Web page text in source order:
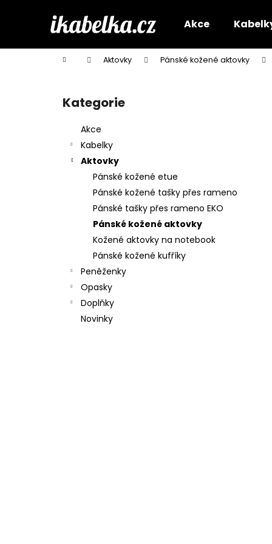
Akce
Domů Aktovky Pánské kožené aktovky
Přeskočit
kategorie
Kategorie
Akce
Kabelky
Aktovky
Pánské kožené etue
Pánské kožené tašky přes rameno
Pánské tašky přes rameno EKO
Pánské kožené aktovky
Kožené aktovky na notebook
Pánské kožené kufříky
Peněženky
Opasky
Doplňky
Novinky
í
Zpět
do
Zpět
do